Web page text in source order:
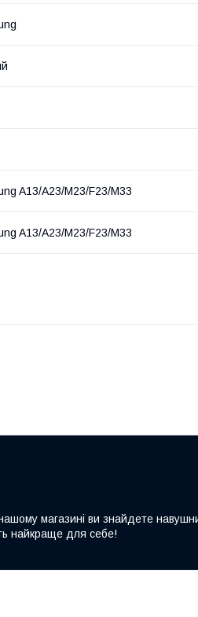
A13/A23/M23/F23/M33
A13/A23/M23/F23/M33
магазині ви знайдете
найкраще для себе!